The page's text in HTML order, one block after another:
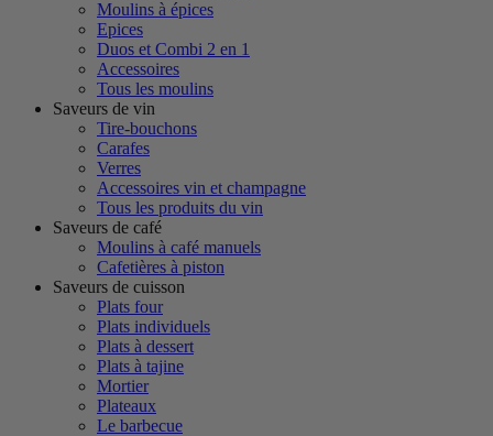
Moulins à épices
Epices
Duos et Combi 2 en 1
Accessoires
Tous les moulins
Saveurs de vin
Tire-bouchons
Carafes
Verres
Accessoires vin et champagne
Tous les produits du vin
Saveurs de café
Moulins à café manuels
Cafetières à piston
Saveurs de cuisson
Plats four
Plats individuels
Plats à dessert
Plats à tajine
Mortier
Plateaux
Le barbecue